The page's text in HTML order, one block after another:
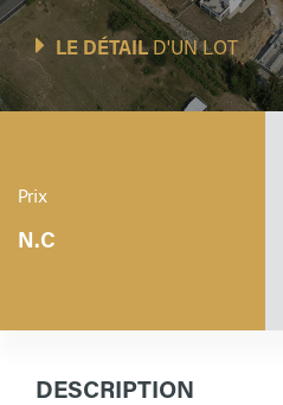
LE DÉTAILD'UN LOT
Prix
N.C
DESCRIPTION